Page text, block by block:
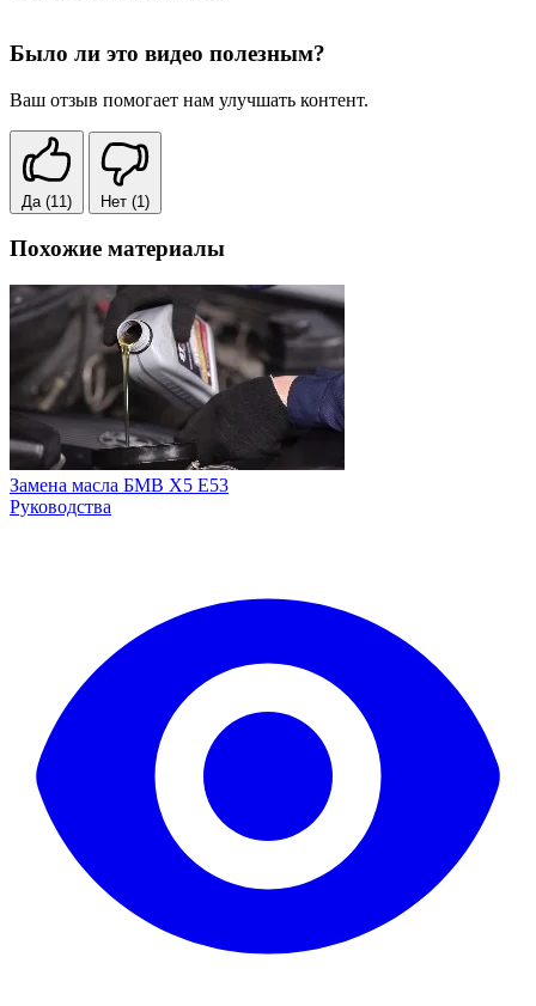
Было ли это видео полезным?
Ваш отзыв помогает нам улучшать контент.
Да (11) Нет (1)
Похожие материалы
Замена масла БМВ Х5 Е53
Руководства